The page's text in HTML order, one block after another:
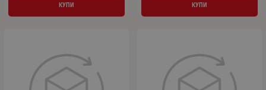
КУПИ КУПИ